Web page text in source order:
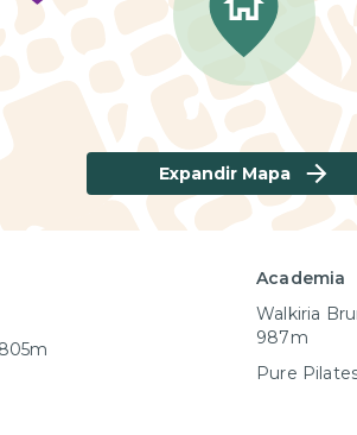
Expandir Mapa
Academia
Walkiria
987m
Pure